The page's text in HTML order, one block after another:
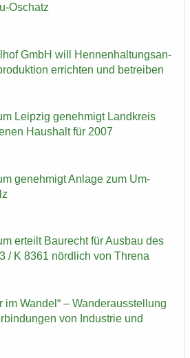
​Oschatz
GmbH will Hen­nen­hal­tungs­an­
er­rich­ten und be­trei­ben
Leip­zig ge­neh­migt Land­kreis
Haus­halt für 2007
ge­neh­migt An­la­ge zum Um­
er­teilt Bau­recht für Aus­bau des
/ K 8361 nörd­lich von Thre­na
im Wan­del“ – Wan­der­aus­stel­lung
von In­dus­trie und